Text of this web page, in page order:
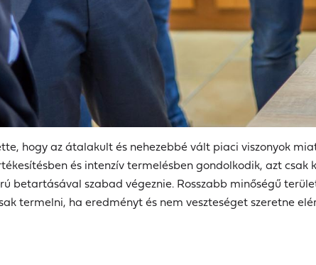
hogy az átalakult és nehezebbé vált piaci viszonyok
és intenzív termelésben gondolkodik, azt
betartásával szabad végeznie. Rosszabb minőségű
termelni, ha eredményt és nem veszteséget szeretne